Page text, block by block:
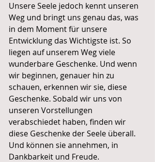
Unsere Seele jedoch kennt unseren
Weg und bringt uns genau das, was
in dem Moment für unsere
Entwicklung das Wichtigste ist. So
liegen auf unserem Weg viele
wunderbare Geschenke. Und wenn
wir beginnen, genauer hin zu
schauen, erkennen wir sie, diese
Geschenke. Sobald wir uns von
unseren Vorstellungen
verabschiedet haben, finden wir
diese Geschenke der Seele überall.
Und können sie annehmen, in
Dankbarkeit und Freude.